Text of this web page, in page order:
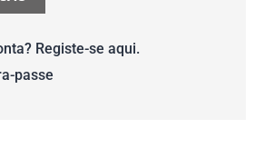
Registe-se aqui.
passe